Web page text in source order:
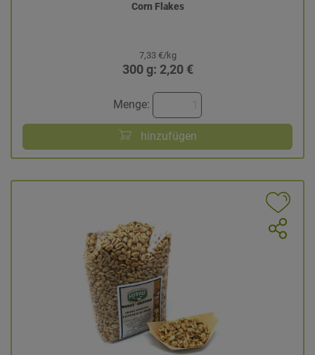
Corn Flakes
7,33 €/kg
300 g: 2,20 €
Menge:
hinzufügen